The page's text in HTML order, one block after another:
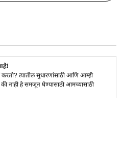
करतो? त्यातील सुधारणांसाठी आणि आम्ही
नाही हे समजून घेण्यासाठी आमच्यासाठी